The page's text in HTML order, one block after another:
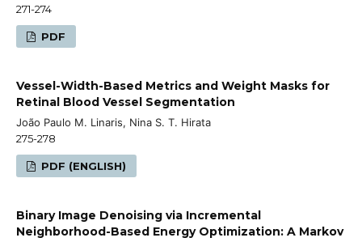
271-274
PDF
Vessel-Width-Based Metrics and Weight Masks for
Retinal Blood Vessel Segmentation
João Paulo M. Linaris, Nina S. T. Hirata
275-278
PDF (ENGLISH)
Binary Image Denoising via Incremental
Neighborhood-Based Energy Optimization: A Markov